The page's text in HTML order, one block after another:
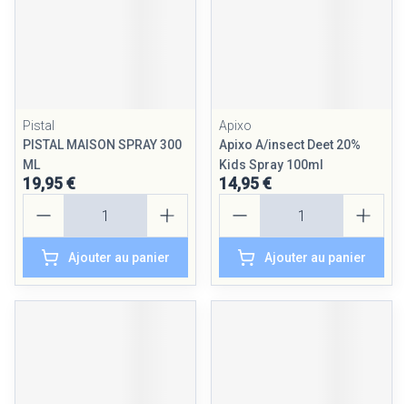
Pistal
PISTAL MAISON SPRAY 300
ML
19,95 €
Ajouter au panier
Apixo
Apixo A/insect Deet 20%
Kids Spray 100ml
14,95 €
Ajouter au panier